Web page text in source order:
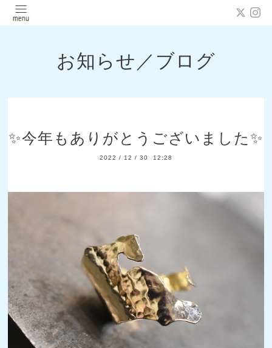
お知らせ／ブログ
✨今年もありがとうございました✨
2022 / 12 / 30 12:28